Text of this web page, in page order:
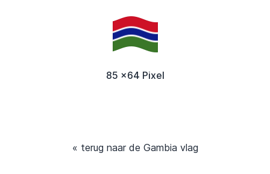
85 x64 Pixel
« terug naar de Gambia vlag